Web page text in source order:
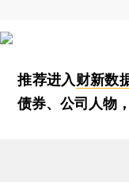
推荐进入财新数
债券、公司人物